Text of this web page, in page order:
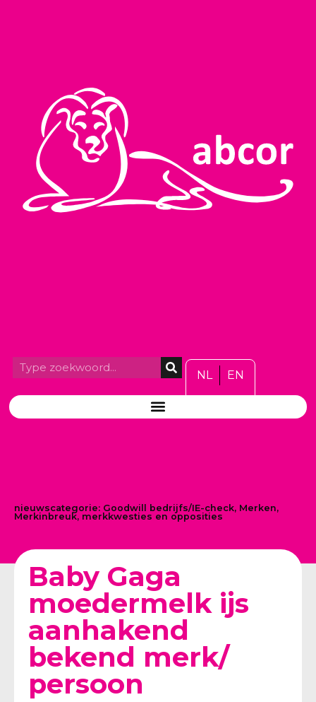
NL EN
nieuwscategorie: Goodwill bedrijfs/IE-check, Merken,
Merkinbreuk, merkkwesties en opposities
Baby Gaga
moedermelk ijs
aanhakend
bekend merk/
persoon